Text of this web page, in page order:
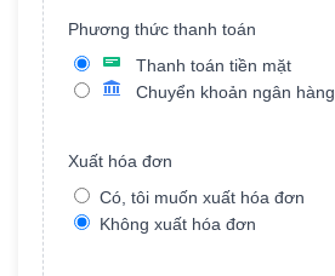
Màu xe
Năm sản xuất
Phương thức thanh toán
Thanh toán tiền mặt
Chuyển khoản ngân hàng
Xuất hóa đơn
Có, tôi muốn xuất hóa đơn
Không xuất hóa đơn